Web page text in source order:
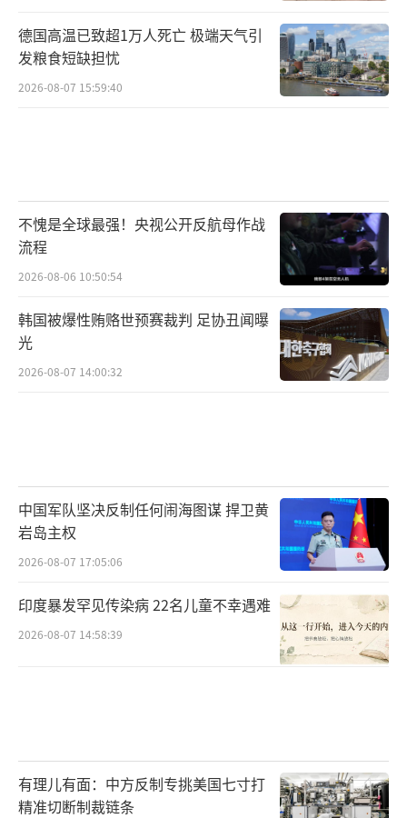
德国高温已致超1万人死亡 极端天气引
发粮食短缺担忧
2026-08-07 15:59:40
不愧是全球最强！央视公开反航母作战
流程
2026-08-06 10:50:54
韩国被爆性贿赂世预赛裁判 足协丑闻曝
光
2026-08-07 14:00:32
中国军队坚决反制任何闹海图谋 捍卫黄
岩岛主权
2026-08-07 17:05:06
印度暴发罕见传染病 22名儿童不幸遇难
2026-08-07 14:58:39
有理儿有面：中方反制专挑美国七寸打
精准切断制裁链条